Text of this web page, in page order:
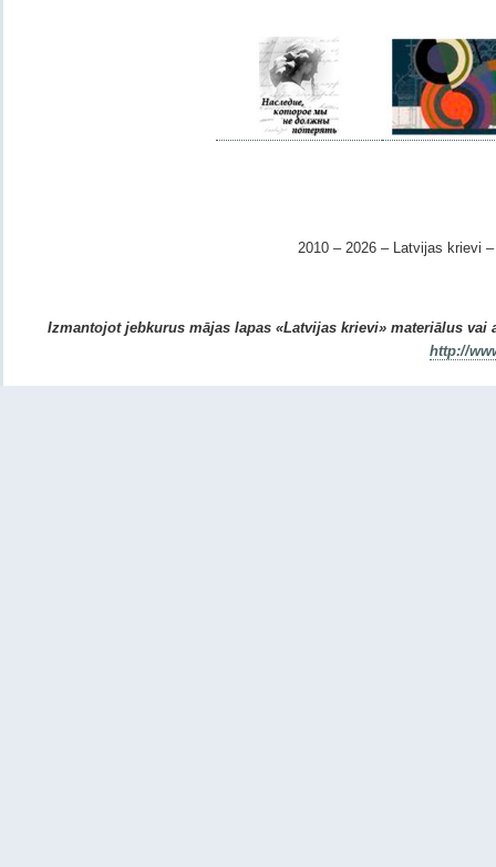
2010 – 2026 – Latvijas krievi –
Izmantojot jebkurus mājas lapas «Latvijas krievi» materiālus
http://